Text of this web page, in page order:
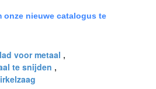
onze nieuwe catalogus te
voor metaal ,
te snijden ,